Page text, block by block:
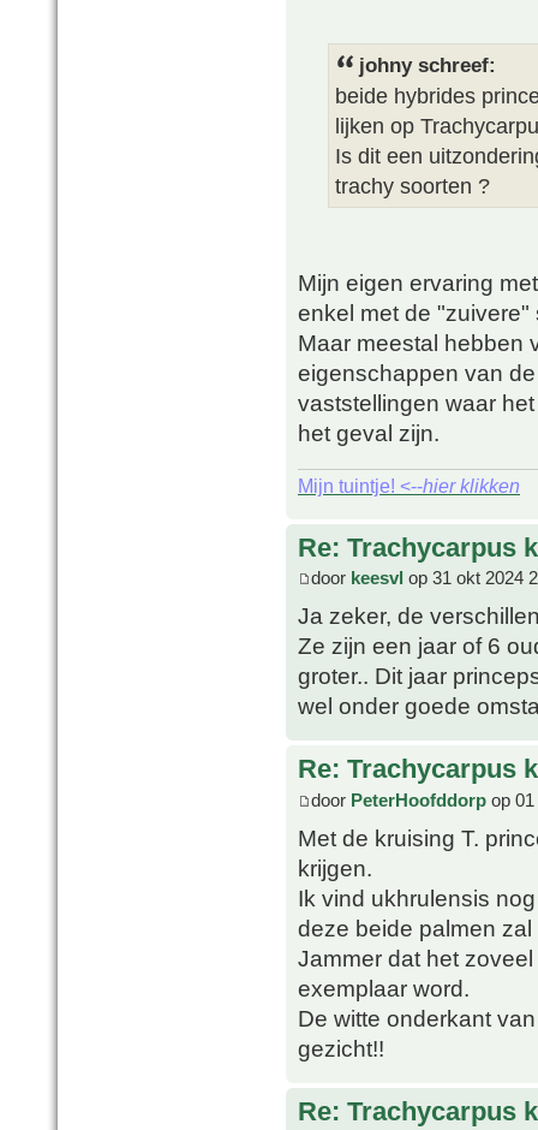
johny schreef:
beide hybrides
lijken op
Is dit een
trachy soorten ?
Mijn eigen ervaring
enkel met de
Maar meestal hebben
eigenschappen van
vaststellingen waar
het geval zijn.
Mijn tuintje! <--hier klikken
Re: Trachycarpus
door keesvl op 31 okt 2024
Ja zeker, de
Ze zijn een jaar of 6
groter.. Dit jaar
wel onder goede
Re: Trachycarpus
door PeterHoofddorp op
Met de kruising T.
krijgen.
Ik vind ukhrulensis
deze beide palmen
Jammer dat het
exemplaar word.
De witte onderkant
gezicht!!
Re: Trachycarpus